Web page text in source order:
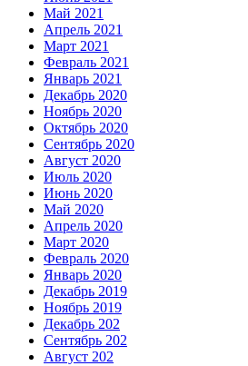
Май 2021
Апрель 2021
Март 2021
Февраль 2021
Январь 2021
Декабрь 2020
Ноябрь 2020
Октябрь 2020
Сентябрь 2020
Август 2020
Июль 2020
Июнь 2020
Май 2020
Апрель 2020
Март 2020
Февраль 2020
Январь 2020
Декабрь 2019
Ноябрь 2019
Декабрь 202
Сентябрь 202
Август 202